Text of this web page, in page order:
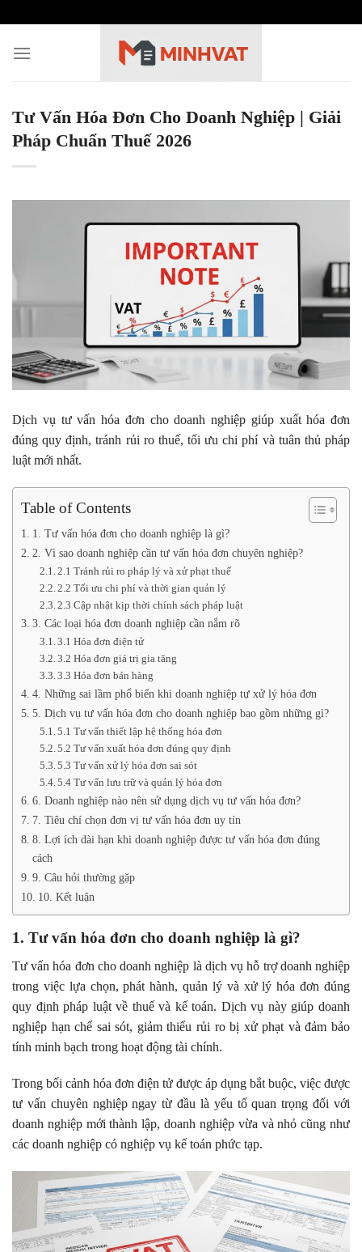
content
Tư Vấn Hóa Đơn Cho Doanh Nghiệp | Giải
Pháp Chuẩn Thuế 2026
Dịch vụ tư vấn hóa đơn cho doanh nghiệp giúp xuất hóa đơn
đúng quy định, tránh rủi ro thuế, tối ưu chi phí và tuân thủ pháp
luật mới nhất.
Table of Contents
1. Tư vấn hóa đơn cho doanh nghiệp là gì?
2. Vì sao doanh nghiệp cần tư vấn hóa đơn chuyên nghiệp?
2.1 Tránh rủi ro pháp lý và xử phạt thuế
2.2 Tối ưu chi phí và thời gian quản lý
2.3 Cập nhật kịp thời chính sách pháp luật
3. Các loại hóa đơn doanh nghiệp cần nắm rõ
3.1 Hóa đơn điện tử
3.2 Hóa đơn giá trị gia tăng
3.3 Hóa đơn bán hàng
4. Những sai lầm phổ biến khi doanh nghiệp tự xử lý hóa đơn
5. Dịch vụ tư vấn hóa đơn cho doanh nghiệp bao gồm những gì?
5.1 Tư vấn thiết lập hệ thống hóa đơn
5.2 Tư vấn xuất hóa đơn đúng quy định
5.3 Tư vấn xử lý hóa đơn sai sót
5.4 Tư vấn lưu trữ và quản lý hóa đơn
6. Doanh nghiệp nào nên sử dụng dịch vụ tư vấn hóa đơn?
7. Tiêu chí chọn đơn vị tư vấn hóa đơn uy tín
8. Lợi ích dài hạn khi doanh nghiệp được tư vấn hóa đơn đúng
cách
9. Câu hỏi thường gặp
10. Kết luận
1. Tư vấn hóa đơn cho doanh nghiệp là gì?
Tư vấn hóa đơn cho doanh nghiệp là dịch vụ hỗ trợ doanh nghiệp
trong việc lựa chọn, phát hành, quản lý và xử lý hóa đơn đúng
quy định pháp luật về thuế và kế toán. Dịch vụ này giúp doanh
nghiệp hạn chế sai sót, giảm thiểu rủi ro bị xử phạt và đảm bảo
tính minh bạch trong hoạt động tài chính.
Trong bối cảnh hóa đơn điện tử được áp dụng bắt buộc, việc được
tư vấn chuyên nghiệp ngay từ đầu là yếu tố quan trọng đối với
doanh nghiệp mới thành lập, doanh nghiệp vừa và nhỏ cũng như
các doanh nghiệp có nghiệp vụ kế toán phức tạp.